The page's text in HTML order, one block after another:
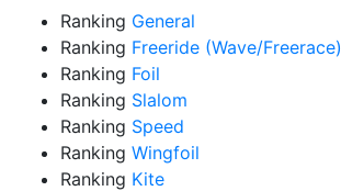
Ranking General
Ranking Freeride (Wave/Freerace)
Ranking Foil
Ranking Slalom
Ranking Speed
Ranking Wingfoil
Ranking Kite